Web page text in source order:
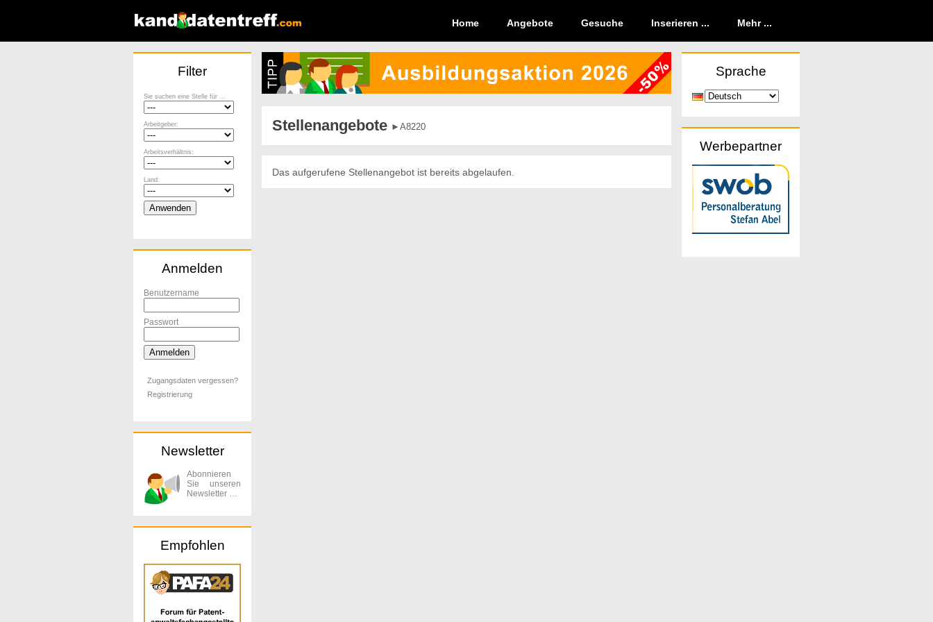
Home Angebote Gesuche Inserieren ... Mehr ...
Filter
Sie suchen eine Stelle für ...
Arbeitgeber:
Arbeitsverhältnis:
Land:
Anmelden
Benutzername
Passwort
Zugangsdaten vergessen?
Registrierung
Newsletter
Abonnieren
Sie unseren
Newsletter …
Empfohlen
Stellenangebote ►A8220
Das aufgerufene Stellenangebot ist bereits abgelaufen.
Sprache
Werbepartner